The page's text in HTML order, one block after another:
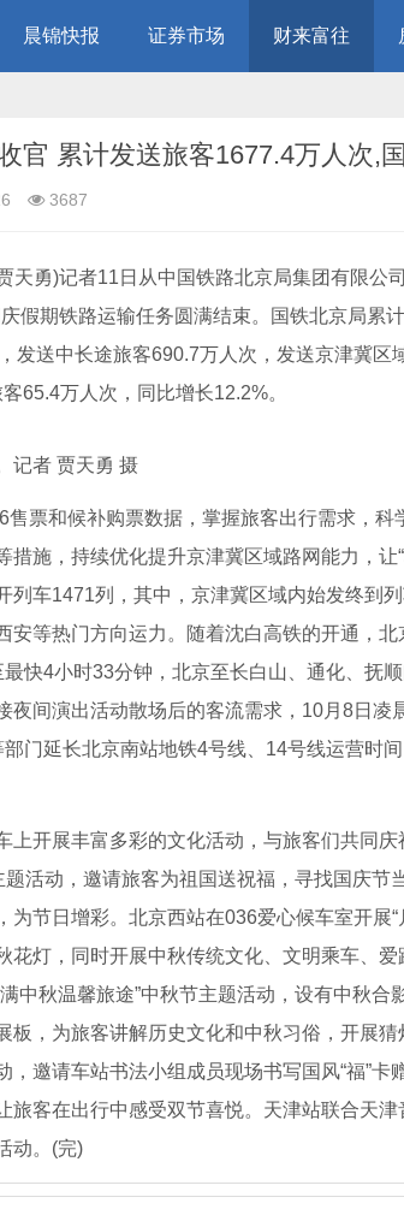
晨锦快报 证券市场 财来富往
3687
勇)记者11日从中国铁路北京局集团有限公
假期铁路运输任务圆满结束。国铁北京局累
发送中长途旅客690.7万人次，发送京津冀区
65.4万人次，同比增长12.2%。
记者 贾天勇 摄
和候补购票数据，掌握旅客出行需求，科
施，持续优化提升京津冀区域路网能力，让
车1471列，其中，京津冀区域内始发终到
安等热门方向运力。随着沈白高铁的开通，
快4小时33分钟，北京至长白山、通化、抚
夜间演出活动散场后的客流需求，10月8日凌
门延长北京南站地铁4号线、14号线运营时
开展丰富多彩的文化活动，与旅客们共同庆
题活动，邀请旅客为祖国送祝福，寻找国庆
为节日增彩。北京西站在036爱心候车室开展
灯，同时开展中秋传统文化、文明乘车、爱
中秋温馨旅途”中秋节主题活动，设有中秋合
板，为旅客讲解历史文化和中秋习俗，开展
邀请车站书法小组成员现场书写国风“福”
旅客在出行中感受双节喜悦。天津站联合天
动。(完)